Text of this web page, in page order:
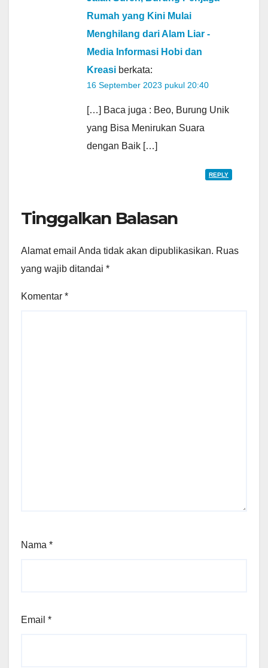
Rumah yang Kini Mulai
Menghilang dari Alam Liar -
Media Informasi Hobi dan
Kreasi berkata:
16 September 2023 pukul 20:40
[…] Baca juga : Beo, Burung Unik
yang Bisa Menirukan Suara
dengan Baik […]
REPLY
Tinggalkan Balasan
Alamat email Anda tidak akan dipublikasikan. Ruas
yang wajib ditandai *
Komentar *
Nama *
Email *